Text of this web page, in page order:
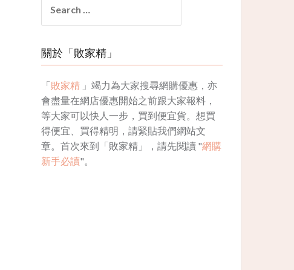
for:
關於「敗家精」
「敗家精 」竭力為大家搜尋網購優惠，亦
會盡量在網店優惠開始之前跟大家報料，
等大家可以快人一步，買到便宜貨。想買
得便宜、買得精明，請緊貼我們網站文
章。首次來到「敗家精」，請先閱讀 "網購
新手必讀"。